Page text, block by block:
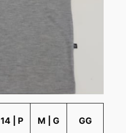
14 | P M | G GG